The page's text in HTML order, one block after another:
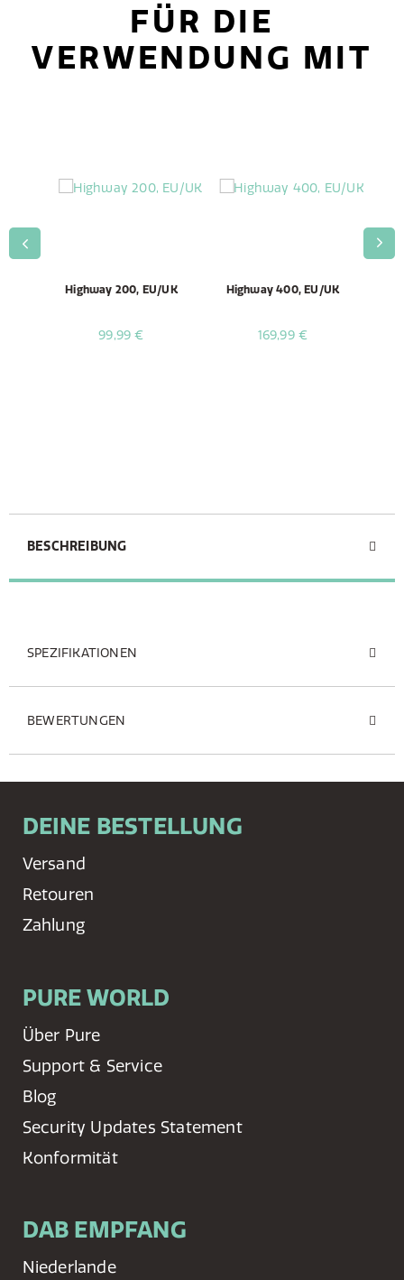
FÜR DIE
VERWENDUNG MIT
Highway 200, EU/UK
99,99 €
Highway 400, EU/UK
169,99 €
BESCHREIBUNG
SPEZIFIKATIONEN
BEWERTUNGEN
DEINE BESTELLUNG
Versand
Retouren
Zahlung
PURE WORLD
Über Pure
Support & Service
Blog
Security Updates Statement
Konformität
DAB EMPFANG
Niederlande